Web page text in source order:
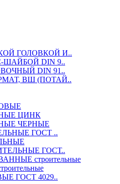
ГОЛОВКОЙ И..
ШАЙБОЙ DIN 9..
DIN 91..
ВШ (ПОТАЙ..
ЦИНК
ЧЕРНЫЕ
ГОСТ ..
ГОСТ..
строительные
ГОСТ 4029..